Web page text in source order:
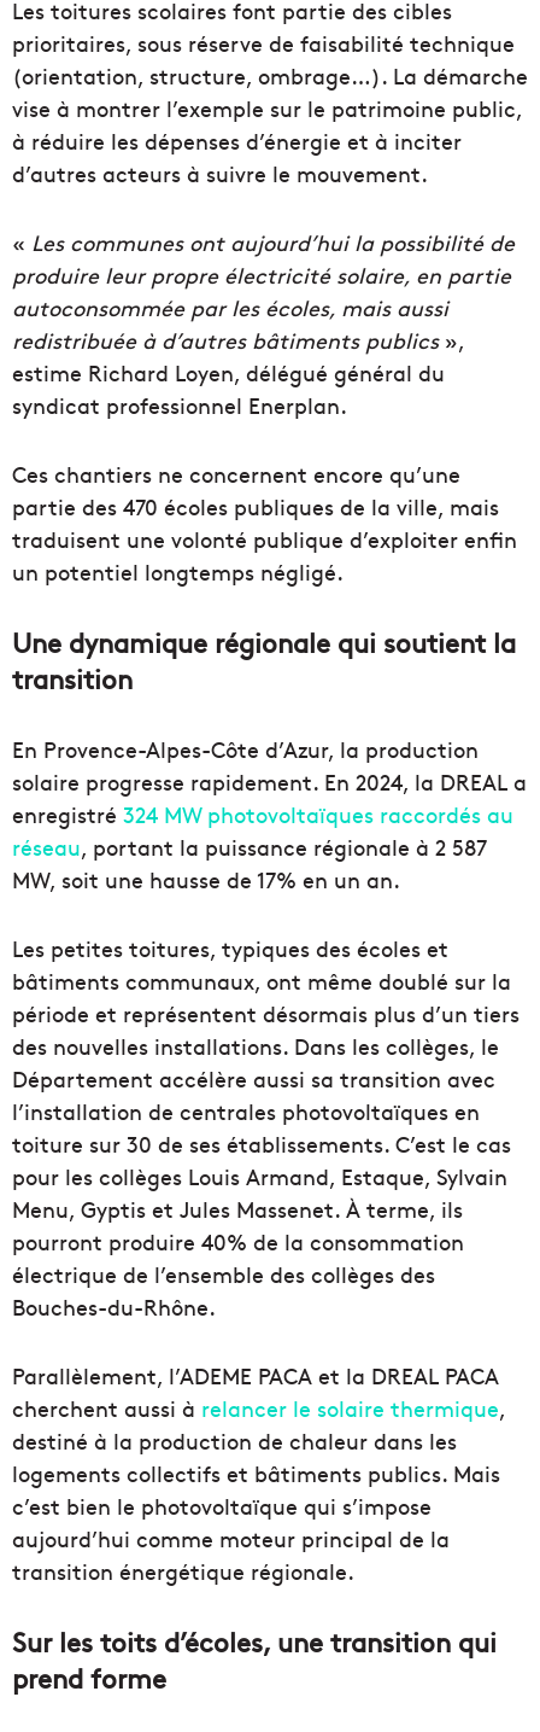
Les toitures scolaires font partie des cibles
prioritaires, sous réserve de faisabilité technique
(orientation, structure, ombrage…). La démarche
vise à montrer l’exemple sur le patrimoine public,
à réduire les dépenses d’énergie et à inciter
d’autres acteurs à suivre le mouvement.
« Les communes ont aujourd’hui la possibilité de
produire leur propre électricité solaire, en partie
autoconsommée par les écoles, mais aussi
redistribuée à d’autres bâtiments publics»,
estime Richard Loyen, délégué général du
syndicat professionnel Enerplan.
Ces chantiers ne concernent encore qu’une
partie des 470 écoles publiques de la ville, mais
traduisent une volonté publique d’exploiter enfin
un potentiel longtemps négligé.
Une dynamique régionale qui soutient la
transition
En Provence-Alpes-Côte d’Azur, la production
solaire progresse rapidement. En 2024, la DREAL a
enregistré 324 MW photovoltaïques raccordés au
réseau, portant la puissance régionale à 2 587
MW, soit une hausse de 17% en un an.
Les petites toitures, typiques des écoles et
bâtiments communaux, ont même doublé sur la
période et représentent désormais plus d’un tiers
des nouvelles installations. Dans les collèges, le
Département accélère aussi sa transition avec
l’installation de centrales photovoltaïques en
toiture sur 30 de ses établissements. C’est le cas
pour les collèges Louis Armand, Estaque, Sylvain
Menu, Gyptis et Jules Massenet. À terme, ils
pourront produire 40% de la consommation
électrique de l’ensemble des collèges des
Bouches-du-Rhône.
Parallèlement, l’ADEME PACA et la DREAL PACA
cherchent aussi à relancer le solaire thermique,
destiné à la production de chaleur dans les
logements collectifs et bâtiments publics. Mais
c’est bien le photovoltaïque qui s’impose
aujourd’hui comme moteur principal de la
transition énergétique régionale.
Sur les toits d’écoles, une transition qui
prend forme